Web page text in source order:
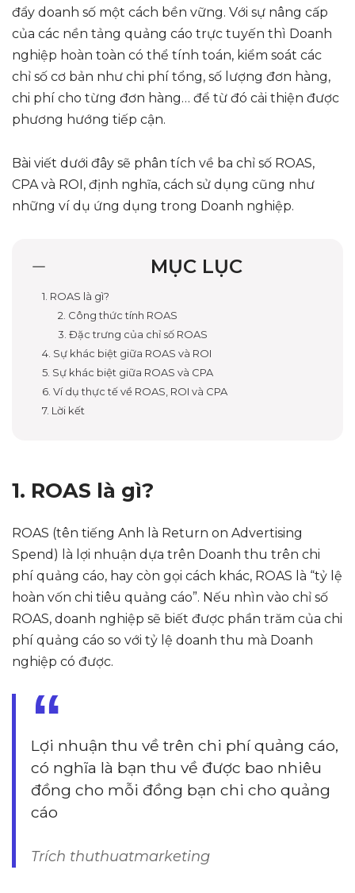
đẩy doanh số một cách bền vững. Với sự nâng cấp
của các nền tảng quảng cáo trực tuyến thì Doanh
nghiệp hoàn toàn có thể tính toán, kiểm soát các
chỉ số cơ bản như chi phí tổng, số lượng đơn hàng,
chi phí cho từng đơn hàng… để từ đó cải thiện được
phương hướng tiếp cận.
Bài viết dưới đây sẽ phân tích về ba chỉ số ROAS,
CPA và ROI, định nghĩa, cách sử dụng cũng như
những ví dụ ứng dụng trong Doanh nghiệp.
MỤC LỤC
1. ROAS là gì?
2. Công thức tính ROAS
3. Đặc trưng của chỉ số ROAS
4. Sự khác biệt giữa ROAS và ROI
5. Sự khác biệt giữa ROAS và CPA
6. Ví dụ thực tế về ROAS, ROI và CPA
7. Lời kết
1. ROAS là gì?
ROAS (tên tiếng Anh là Return on Advertising
Spend) là lợi nhuận dựa trên Doanh thu trên chi
phí quảng cáo, hay còn gọi cách khác, ROAS là “tỷ lệ
hoàn vốn chi tiêu quảng cáo”. Nếu nhìn vào chỉ số
ROAS, doanh nghiệp sẽ biết được phần trăm của chi
phí quảng cáo so với tỷ lệ doanh thu mà Doanh
nghiệp có được.
Lợi nhuận thu về trên chi phí quảng cáo,
có nghĩa là bạn thu về được bao nhiêu
đồng cho mỗi đồng bạn chi cho quảng
cáo
Trích thuthuatmarketing